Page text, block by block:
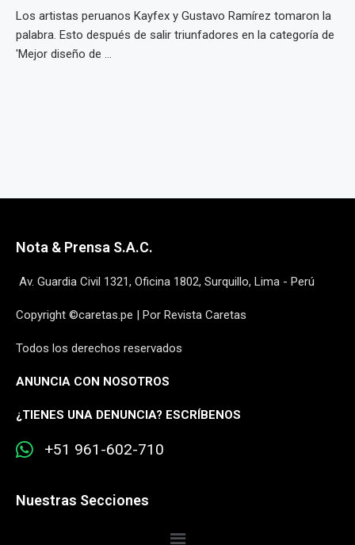
Los artistas peruanos Kayfex y Gustavo Ramírez tomaron la
palabra. Esto después de salir triunfadores en la categoría de
'Mejor diseño de ...
Nota & Prensa S.A.C.
Av. Guardia Civil 1321, Oficina 1802, Surquillo, Lima - Perú
Copyright ©caretas.pe | Por Revista Caretas
Todos los derechos reservados
ANUNCIA CON NOSOTROS
¿TIENES UNA DENUNCIA? ESCRÍBENOS
+51 961-602-710
Nuestras Secciones